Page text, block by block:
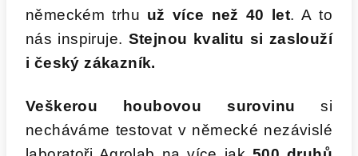
německém trhu už více než 40 let. A to
nás inspiruje. Stejnou kvalitu si zaslouží
i český zákazník.
Veškerou houbovou surovinu si
necháváme testovat v německé nezávislé